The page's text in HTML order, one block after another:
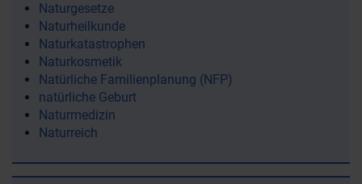
Naturgesetze
Naturheilkunde
Naturkatastrophen
Naturkosmetik
Natürliche Familienplanung (NFP)
natürliche Geburt
Naturmedizin
Naturreich